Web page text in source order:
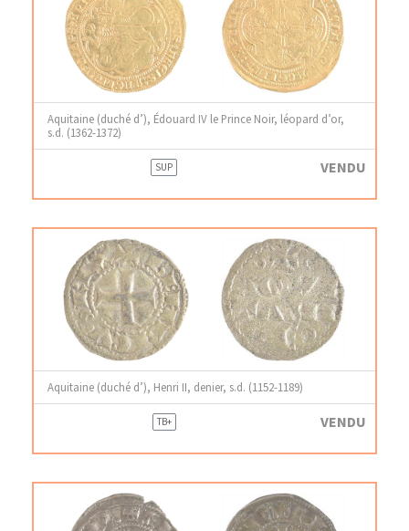
Aquitaine (duché d’), Édouard IV le Prince Noir, léopard d’or,
s.d. (1362-1372)
SUP VENDU
Aquitaine (duché d’), Henri II, denier, s.d. (1152-1189)
TB+ VENDU